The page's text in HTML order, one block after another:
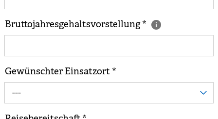
Bruttojahresgehaltsvorstellung*
Gewünschter Einsatzort *
---